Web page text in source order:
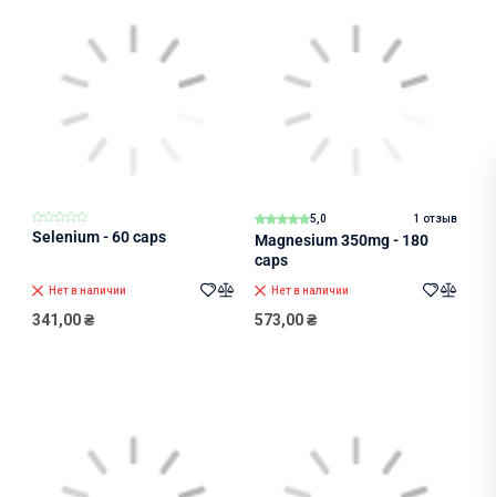
Selenium - 60 caps
Нет в наличии
341,00₴
5,0 1 отзыв
Magnesium 350mg - 180
caps
Нет в наличии
573,00₴